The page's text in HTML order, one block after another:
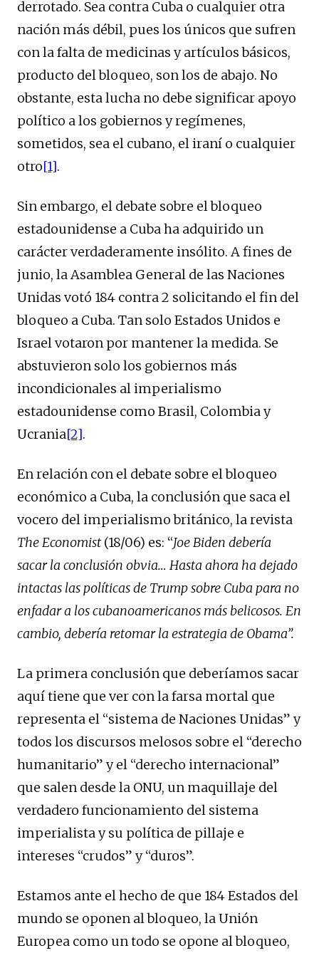
derrotado. Sea contra Cuba o cualquier otra
nación más débil, pues los únicos que sufren
con la falta de medicinas y artículos básicos,
producto del bloqueo, son los de abajo. No
obstante, esta lucha no debe significar apoyo
político a los gobiernos y regímenes,
sometidos, sea el cubano, el iraní o cualquier
otro[1].
Sin embargo, el debate sobre el bloqueo
estadounidense a Cuba ha adquirido un
carácter verdaderamente insólito. A fines de
junio, la Asamblea General de las Naciones
Unidas votó 184 contra 2 solicitando el fin del
bloqueo a Cuba. Tan solo Estados Unidos e
Israel votaron por mantener la medida. Se
abstuvieron solo los gobiernos más
incondicionales al imperialismo
estadounidense como Brasil, Colombia y
Ucrania[2].
En relación con el debate sobre el bloqueo
económico a Cuba, la conclusión que saca el
vocero del imperialismo británico, la revista
The Economist (18/06) es: “Joe Biden debería
sacar la conclusión obvia… Hasta ahora ha dejado
intactas las políticas de Trump sobre Cuba para no
enfadar a los cubanoamericanos más belicosos. En
cambio, debería retomar la estrategia de Obama”.
La primera conclusión que deberíamos sacar
aquí tiene que ver con la farsa mortal que
representa el “sistema de Naciones Unidas” y
todos los discursos melosos sobre el “derecho
humanitario” y el “derecho internacional”
que salen desde la ONU, un maquillaje del
verdadero funcionamiento del sistema
imperialista y su política de pillaje e
intereses “crudos” y “duros”.
Estamos ante el hecho de que 184 Estados del
mundo se oponen al bloqueo, la Unión
Europea como un todo se opone al bloqueo,